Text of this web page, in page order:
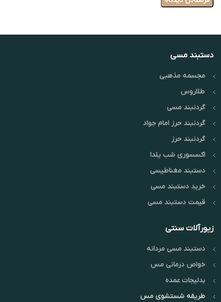
دستبند مسی
مجسمه مذهبی
طلاروس
گردنبند مسی
گردنبند حرز امام جواد
گردنبند حرز
اکسسوری شب یلدا
دستبند مغناطیسی
خرید دستبند مسی
قیمت دستبند مسی
زیورآلات سنتی
دستبند مسی مردانه
خواص درمانی مس
بدلیجات عمده
طریقه شستشوی مس